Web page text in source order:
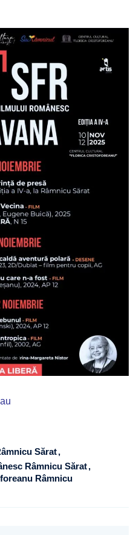
Sărat
Râmnicu Sărat
Râmnicu